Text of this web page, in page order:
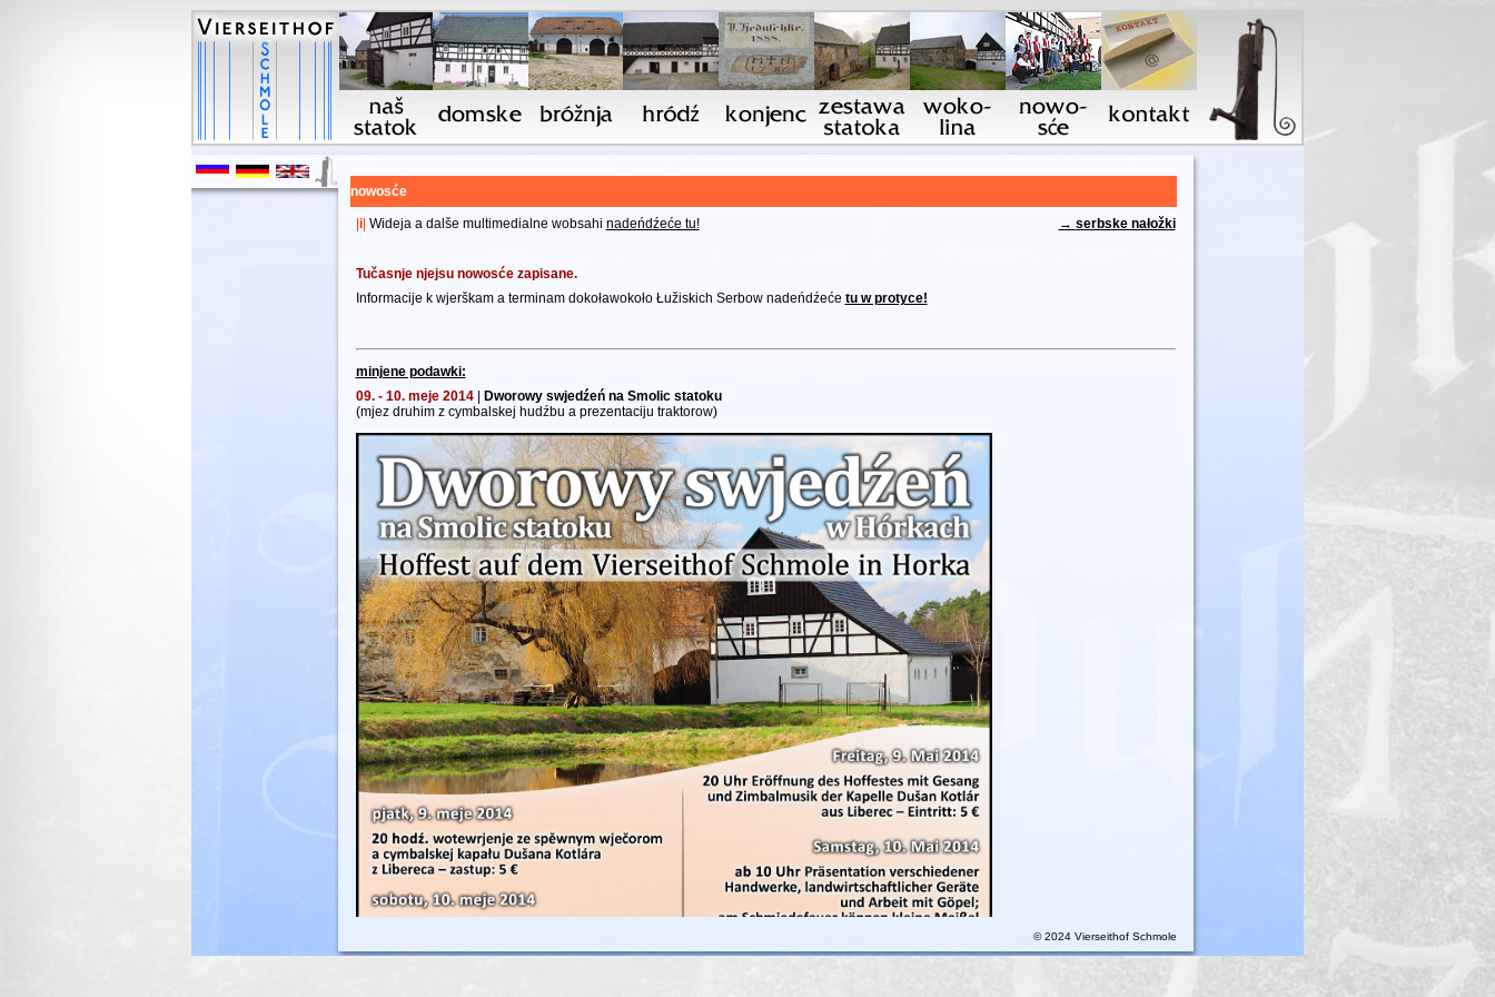
nowosće
i| Wideja a dalše multimedialne wobsahi nadeńdźeće tu! → serbske nałožki
Tučasnje njejsu nowosće zapisane.
Informacije k wjerškam a terminam dokoławokoło Łužiskich Serbow nadeńdźeće tu w protyce!
minjene podawki:
09. - 10. meje 2014
Dworowy swjedźeń na Smolic statoku
(mjez druhim z cymbalskej hudźbu a prezentaciju traktorow)
© 2024 Vierseithof Schmole